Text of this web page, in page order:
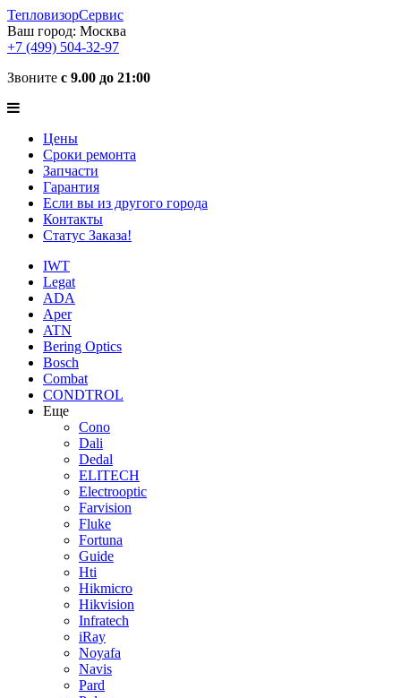
ТепловизорСервис
Ваш город: Москва
+7 (499) 504-32-97
Звоните с 9.00 до 21:00
Цены
Сроки ремонта
Запчасти
Гарантия
Если вы из другого города
Контакты
Статус Заказа!
IWT
Legat
ADA
Aper
ATN
Bering Optics
Bosch
Combat
CONDTROL
Еще
Cono
Dali
Dedal
ELITECH
Electrooptic
Farvision
Fluke
Fortuna
Guide
Hti
Hikmicro
Hikvision
Infratech
iRay
Noyafa
Navis
Pard